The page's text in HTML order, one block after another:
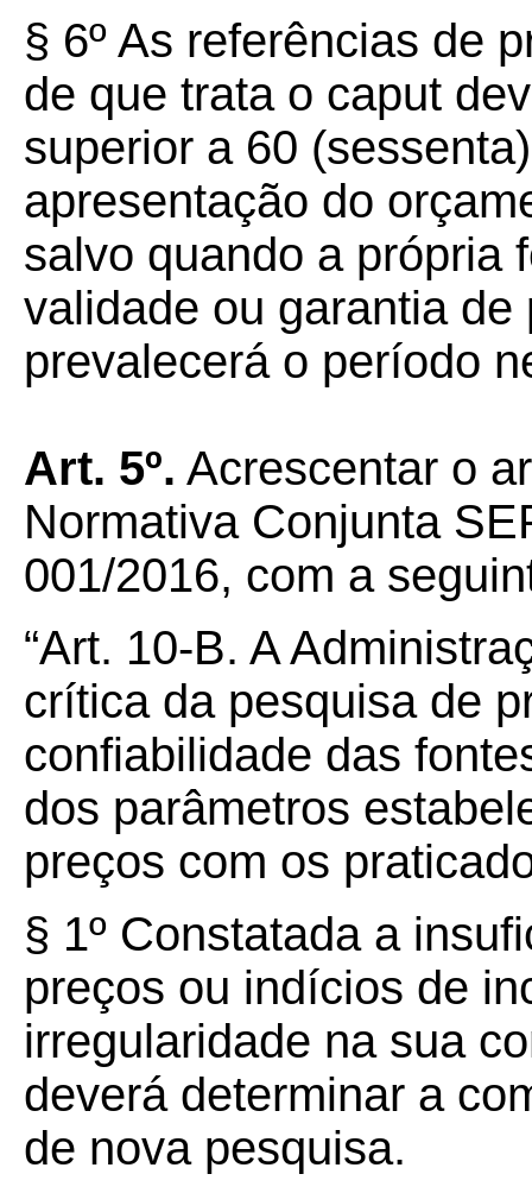
§ 6º As referências de
de que trata o caput
superior a 60
apresentação do
salvo quando a própria
validade ou garantia
prevalecerá o período
Art. 5º. Acrescentar o
Normativa Conjunta
001/2016, com a
“Art. 10-B. A
crítica da pesquisa de
confiabilidade das
dos parâmetros
preços com os
§ 1º Constatada a
preços ou indícios de
irregularidade na sua
deverá determinar a
de nova pesquisa.